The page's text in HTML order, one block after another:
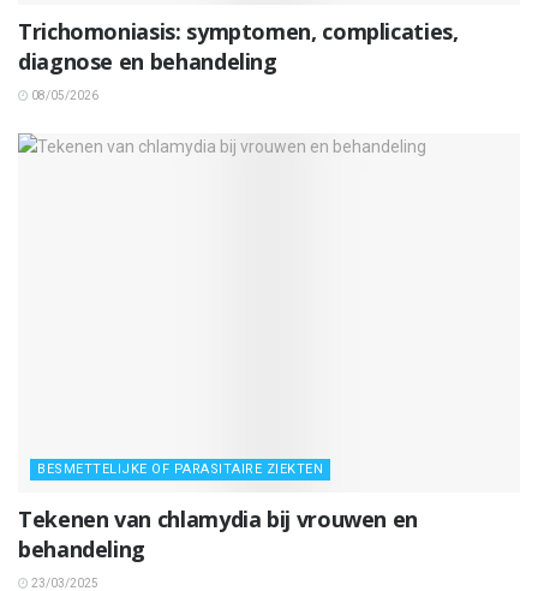
Trichomoniasis: symptomen, complicaties,
diagnose en behandeling
08/05/2026
BESMETTELIJKE OF PARASITAIRE ZIEKTEN
Tekenen van chlamydia bij vrouwen en
behandeling
23/03/2025